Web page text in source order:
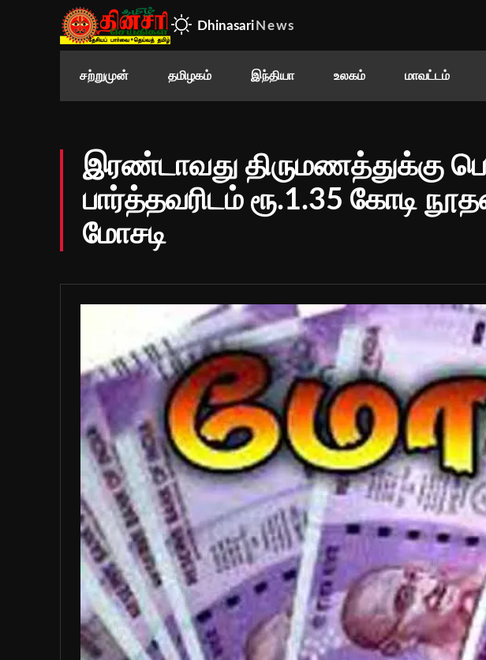
Dhinasari News
சற்றுமுன் தமிழகம் இந்தியா உலகம் மாவட்டம்
இரண்டாவது திருமணத்துக்கு
பார்த்தவரிடம் ரூ.1.35 கோடி
மோசடி